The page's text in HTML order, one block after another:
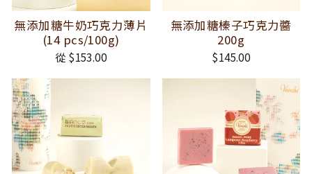
無添加糖牛奶巧克力薄片
(14 pcs/100g)
從 $153.00
無添加糖榛子巧克力醬
200g
$145.00